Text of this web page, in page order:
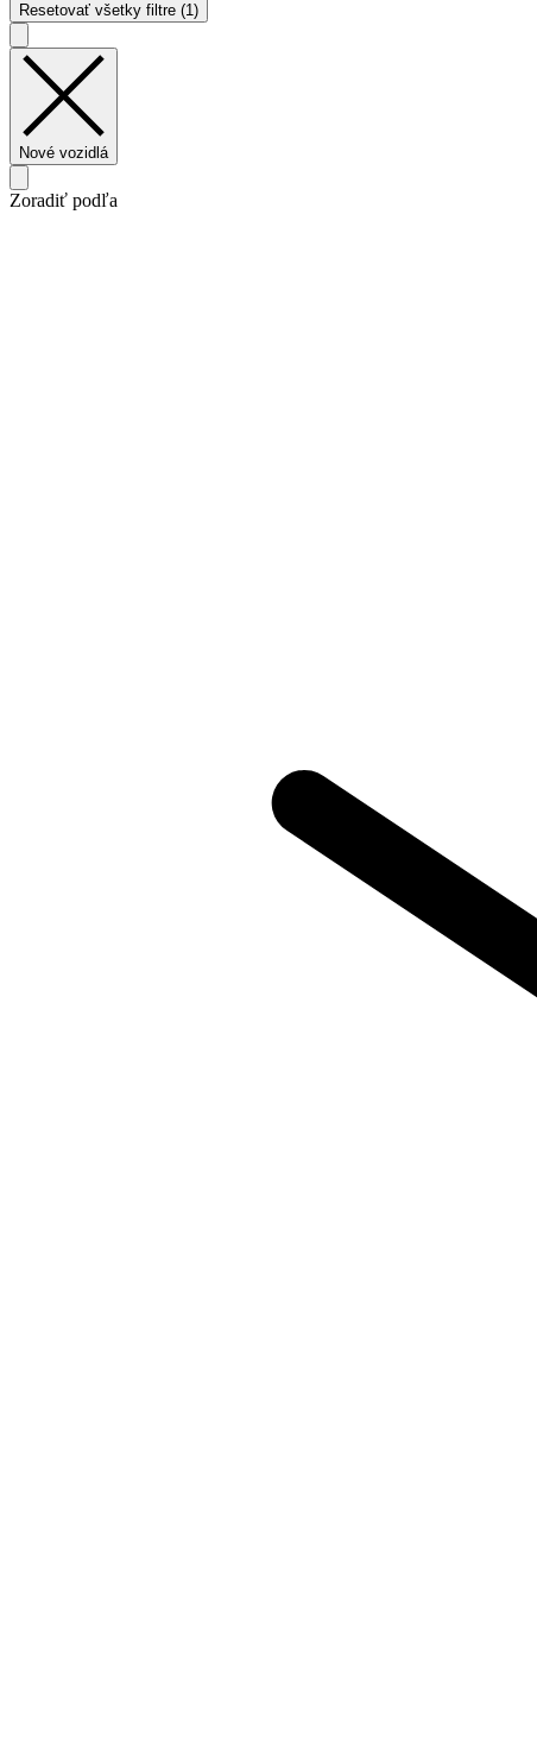
Resetovať všetky filtre (1)
Nové vozidlá
Zoradiť podľa